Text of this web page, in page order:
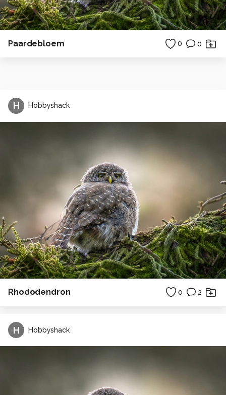
Paardebloem 0 0
H Hobbyshack
Rhododendron 0 2
H Hobbyshack